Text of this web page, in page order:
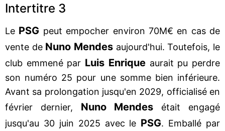
Intertitre 3
Le PSG peut empocher environ 70M€ en cas de
vente de Nuno Mendes aujourd'hui. Toutefois, le
club emmené par Luis Enriqueaurait pu perdre
son numéro 25 pour une somme bien inférieure.
Avant sa prolongation jusqu'en 2029, officialisé en
février dernier, Nuno Mendes était engagé
jusqu'au 30 juin 2025 avec le PSG. Emballé par